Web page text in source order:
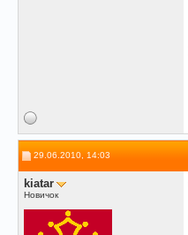
29.06.2010, 14:03
kiatar
Новичок